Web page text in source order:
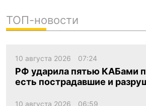
ТОП-новости
10 августа 2026 07:24
РФ ударила пятью КАБами
есть пострадавшие и
10 августа 2026 06:59